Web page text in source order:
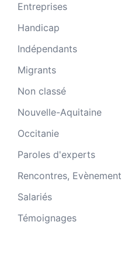
Entreprises
Handicap
Indépendants
Migrants
Non classé
Nouvelle-Aquitaine
Occitanie
Paroles d'experts
Rencontres, Evènement
Salariés
Témoignages